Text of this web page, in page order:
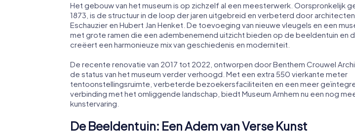
Het gebouw van het museum is op zichzelf al een meesterwerk. Oorspronkelijk
1873, is de structuur in de loop der jaren uitgebreid en verbeterd door architecten
Eschauzier en Hubert Jan Henket. De toevoeging van nieuwe vleugels en een
met grote ramen die een adembenemend uitzicht bieden op de beeldentuin en
creëert een harmonieuze mix van geschiedenis en moderniteit.
De recente renovatie van 2017 tot 2022, ontworpen door Benthem Crouwel
de status van het museum verder verhoogd. Met een extra 550 vierkante meter
tentoonstellingsruimte, verbeterde bezoekersfaciliteiten en een meer
verbinding met het omliggende landschap, biedt Museum Arnhem nu een nog
kunstervaring.
De Beeldentuin: Een Adem van Verse Kunst